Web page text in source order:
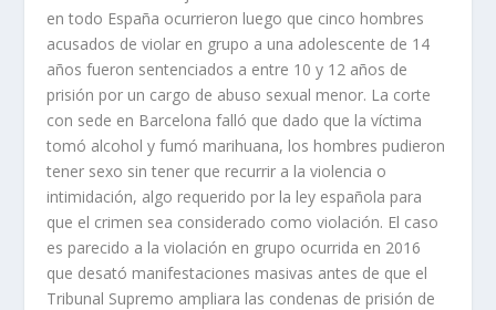
en todo España ocurrieron luego que cinco hombres
acusados de violar en grupo a una adolescente de 14
años fueron sentenciados a entre 10 y 12 años de
prisión por un cargo de abuso sexual menor. La corte
con sede en Barcelona falló que dado que la víctima
tomó alcohol y fumó marihuana, los hombres pudieron
tener sexo sin tener que recurrir a la violencia o
intimidación, algo requerido por la ley española para
que el crimen sea considerado como violación. El caso
es parecido a la violación en grupo ocurrida en 2016
que desató manifestaciones masivas antes de que el
Tribunal Supremo ampliara las condenas de prisión de